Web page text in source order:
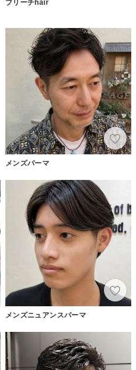
ブリーチhair
メンズパーマ
メンズニュアンスパーマ